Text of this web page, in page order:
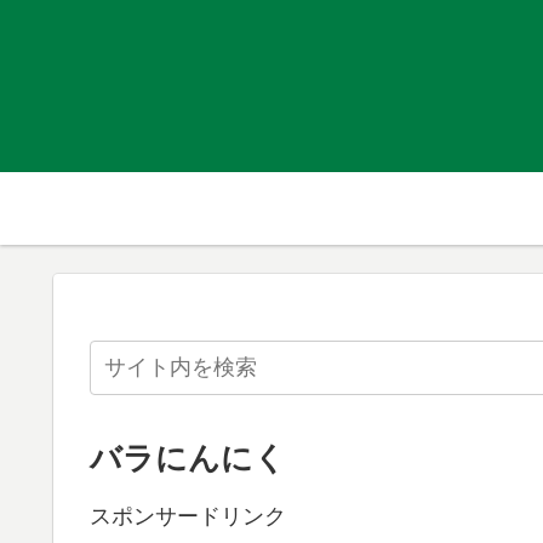
バラにんにく
スポンサードリンク